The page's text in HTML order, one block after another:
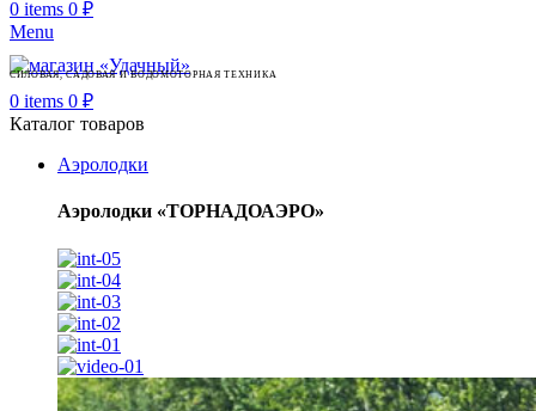
0 items 0 ₽
Menu
СИЛОВАЯ, САДОВАЯ И ВОДОМОТОРНАЯ ТЕХНИКА
0 items 0 ₽
Каталог товаров
Аэролодки
Аэролодки «ТОРНАДОАЭРО»